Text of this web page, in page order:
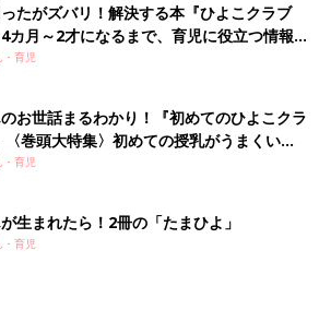
感！＞
話』 2/7
たがズバリ！解決する本『ひよこクラブ
月～2才になるまで、育児に役立つ情報が
育児
お世話まるわかり！『初めてのひよこクラ
〈巻頭大特集〉初めての授乳がうまくい
い・ミルクの基本と夏のトラブル 解決テ
育児
生まれたら！2冊の「たまひよ」
育児